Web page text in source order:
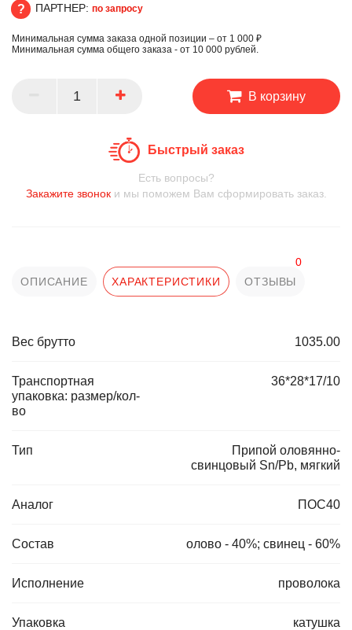
ОПТ
ПАРТНЕР
ПАРТНЕР: по запросу
Минимальная сумма заказа одной позиции – от 1 000 ₽
Минимальная сумма общего заказа - от 10 000 рублей.
В корзину
Быстрый заказ
Есть вопросы?
Закажите звоноки мы поможем Вам сформировать заказ.
ОПИСАНИЕ ХАРАКТЕРИСТИКИ ОТЗЫВЫ
0
Вес брутто 1035.00
Транспортная
упаковка: размер/кол-
во
36*28*17/10
Тип
Припой оловянно-
свинцовый Sn/Pb, мягкий
Аналог ПОС40
Состав олово - 40%; свинец - 60%
Исполнение проволока
Упаковка катушка